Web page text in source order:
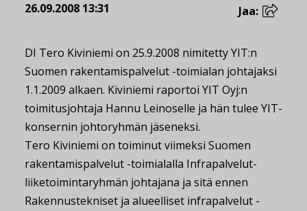
26.09.2008 13:31 Jaa:
DI Tero Kiviniemi on 25.9.2008 nimitetty YIT:n
Suomen rakentamispalvelut -toimialan johtajaksi
1.1.2009 alkaen. Kiviniemi raportoi YIT Oyj:n
toimitusjohtaja Hannu Leinoselle ja hän tulee YIT-
konsernin johtoryhmän jäseneksi.
Tero Kiviniemi on toiminut viimeksi Suomen
rakentamispalvelut -toimialalla Infrapalvelut-
liiketoimintaryhmän johtajana ja sitä ennen
Rakennustekniset ja alueelliset infrapalvelut -